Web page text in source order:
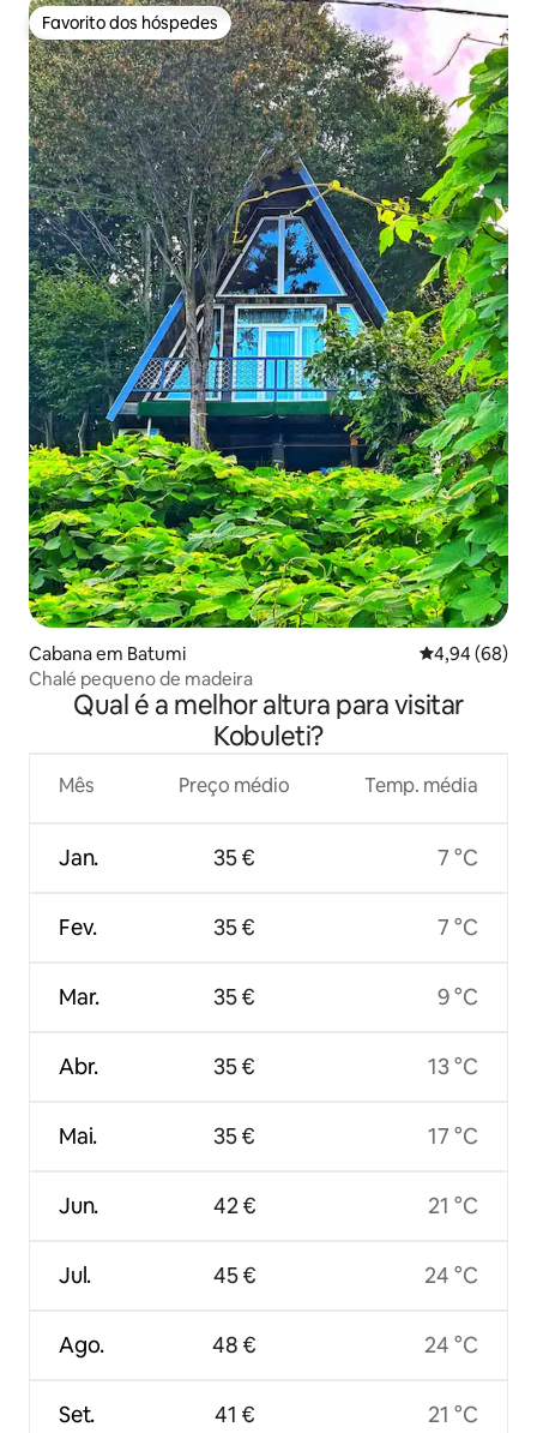
Favorito dos hóspedes
Favorito dos hóspedes
Cabana em Batumi Classificação
4,94 (68)
Chalé pequeno de madeira
Qual é a melhor altura para visitar
Kobuleti?
Mês
Jan.
Fev.
Mar.
Abr.
Mai.
Jun.
Jul.
Ago.
Set.
Preço médio
35 €
35 €
35 €
35 €
35 €
42 €
45 €
48 €
41 €
Temp. média
7 °C
7 °C
9 °C
13 °C
17 °C
21 °C
24 °C
24 °C
21 °C